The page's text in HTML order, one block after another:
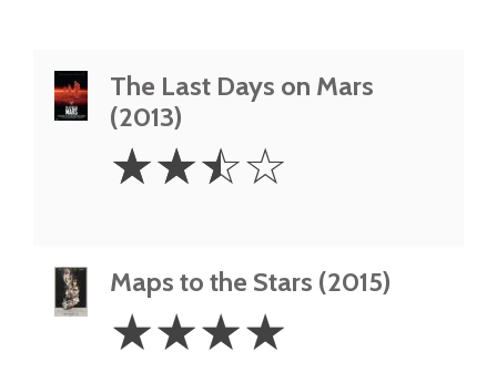
The Last Days on Mars
(2013)
2.5
Stars
☆☆☆☆
Maps to the Stars (2015)
Stars
☆☆☆☆